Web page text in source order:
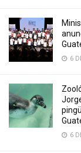
6
6